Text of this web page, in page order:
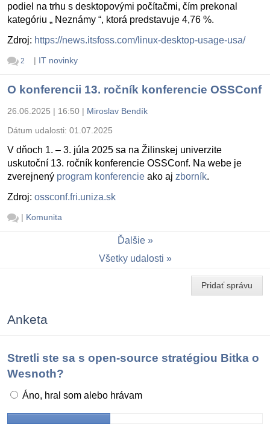
podiel na trhu s desktopovými počítačmi, čím prekonal
kategóriu „ Neznámy “, ktorá predstavuje 4,76 %.
Zdroj: https://news.itsfoss.com/linux-desktop-usage-usa/
2 | IT novinky
O konferencii 13. ročník konferencie OSSConf
26.06.2025 | 16:50 | Miroslav Bendík
Dátum udalosti: 01.07.2025
V dňoch 1. – 3. júla 2025 sa na Žilinskej univerzite
uskutoční 13. ročník konferencie OSSConf. Na webe je
zverejnený program konferencie ako aj zborník.
Zdroj: ossconf.fri.uniza.sk
| Komunita
Ďalšie
Všetky udalosti
Pridať správu
Anketa
Stretli ste sa s open-source stratégiou Bitka o
Wesnoth?
Áno, hral som alebo hrávam